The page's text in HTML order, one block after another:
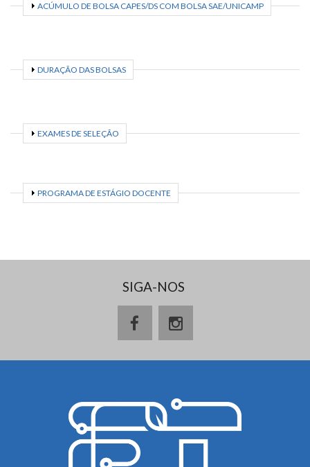
EXIBIR
ACÚMULO DE BOLSA CAPES/DS COM BOLSA SAE/UNICAMP
EXIBIR
DURAÇÃO DAS BOLSAS
EXIBIR
EXAMES DE SELEÇÃO
EXIBIR
PROGRAMA DE ESTÁGIO DOCENTE
SIGA-NOS